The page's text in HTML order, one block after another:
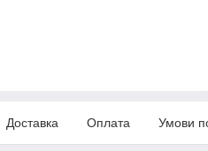
Доставка Оплата Умови